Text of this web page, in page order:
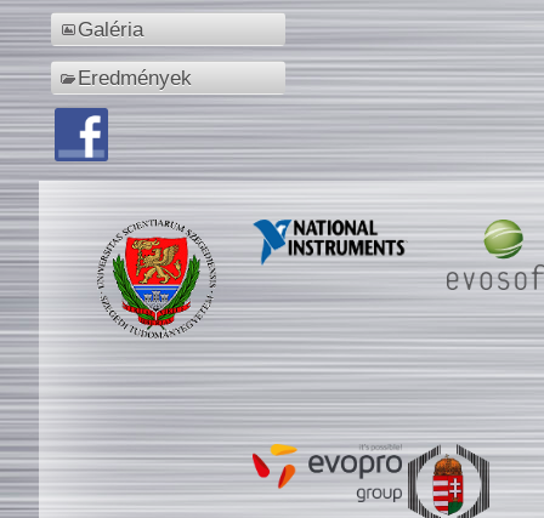
Galéria
Eredmények